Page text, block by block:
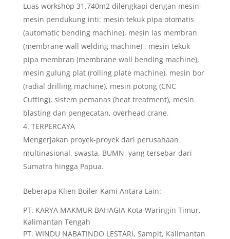
Luas workshop 31.740m2 dilengkapi dengan mesin-
mesin pendukung inti: mesin tekuk pipa otomatis
(automatic bending machine), mesin las membran
(membrane wall welding machine) , mesin tekuk
pipa membran (membrane wall bending machine),
mesin gulung plat (rolling plate machine), mesin bor
(radial drilling machine), mesin potong (CNC
Cutting), sistem pemanas (heat treatment), mesin
blasting dan pengecatan, overhead crane.
TERPERCAYA
Mengerjakan proyek-proyek dari perusahaan
multinasional, swasta, BUMN, yang tersebar dari
Sumatra hingga Papua.
Beberapa Klien Boiler Kami Antara Lain:
PT. KARYA MAKMUR BAHAGIA Kota Waringin Timur,
Kalimantan Tengah
PT. WINDU NABATINDO LESTARI, Sampit, Kalimantan